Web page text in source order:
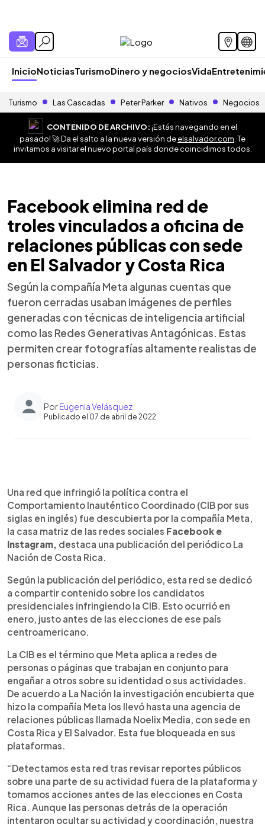
InicioNoticiasTurismoDinero y negociosVida
Turismo Las Cascadas Peter Parker Nativos Negocios
CONTENIDO DE ARCHIVO:¡Estás navegando en el
pasado! 🚀 Da el salto a la nueva versión deelsalvador.com . Te
invitamos a visitar el nuevo portal país donde coincidimos todos.
Facebook elimina red de
troles vinculados a oficina de
relaciones públicas con sede
en El Salvador y Costa Rica
Según la compañía Meta algunas cuentas que
fueron cerradas usaban imágenes de perfiles
generadas con técnicas de inteligencia artificial
como las Redes Generativas Antagónicas. Estas
permiten crear fotografías altamente realistas de
personas ficticias.
PorEugenia Velásquez
Publicado el 07 de abril de 2022
► Escuchar artículo
Una red que infringió la política contra el
Comportamiento Inauténtico Coordinado (CIB por sus
siglas en inglés) fue descubierta por la compañía Meta,
la casa matriz de las redes sociales Facebook e
Instagram, destaca una publicación del periódico La
Nación de Costa Rica.
Según la publicación del periódico, esta red se dedicó
a compartir contenido sobre los candidatos
presidenciales infringiendo la CIB. Esto ocurrió en
enero, justo antes de las elecciones de ese país
centroamericano.
La CIB es el término que Meta aplica a redes de
personas o páginas que trabajan en conjunto para
engañar a otros sobre su identidad o sus actividades.
De acuerdo a La Nación la investigación encubierta que
hizo la compañía Meta los llevó hasta una agencia de
relaciones públicas llamada Noelix Media, con sede en
Costa Rica y El Salvador. Esta fue bloqueada en sus
plataformas.
“Detectamos esta red tras revisar reportes públicos
sobre una parte de su actividad fuera de la plataforma y
tomamos acciones antes de las elecciones en Costa
Rica. Aunque las personas detrás de la operación
intentaron ocultar su actividad y coordinación, nuestra